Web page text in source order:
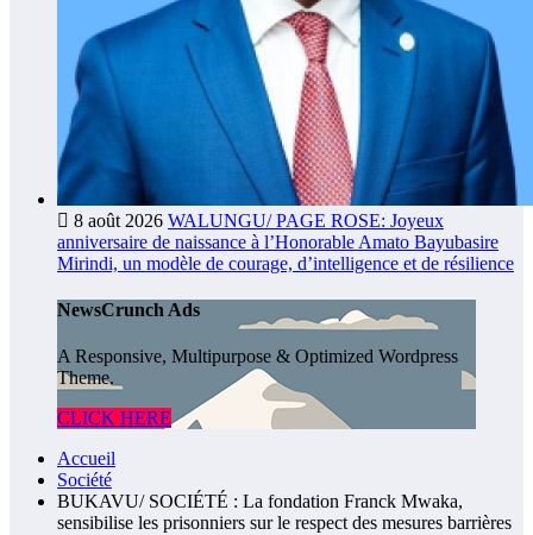
8 août 2026 WALUNGU/ PAGE ROSE: Joyeux
anniversaire de naissance à l’Honorable Amato Bayubasire
Mirindi, un modèle de courage, d’intelligence et de résilience
NewsCrunch Ads
A Responsive, Multipurpose & Optimized Wordpress
Theme.
CLICK HERE
Accueil
Société
BUKAVU/ SOCIÉTÉ : La fondation Franck Mwaka,
sensibilise les prisonniers sur le respect des mesures barrières